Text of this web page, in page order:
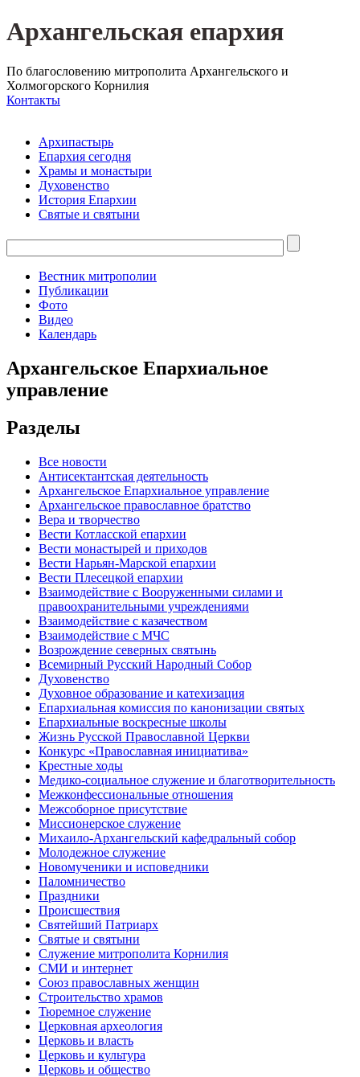
Архангельская епархия
По благословению митрополита Архангельского и
Холмогорского Корнилия
Контакты
Архипастырь
Епархия сегодня
Храмы и монастыри
Духовенство
История Епархии
Святые и святыни
Вестник митрополии
Публикации
Фото
Видео
Календарь
Архангельское Епархиальное
управление
Разделы
Все новости
Антисектантская деятельность
Архангельское Епархиальное управление
Архангельское православное братство
Вера и творчество
Вести Котласской епархии
Вести монастырей и приходов
Вести Нарьян-Марской епархии
Вести Плесецкой епархии
Взаимодействие с Вооруженными силами и
правоохранительными учреждениями
Взаимодействие с казачеством
Взаимодействие с МЧС
Возрождение северных святынь
Всемирный Русский Народный Собор
Духовенство
Духовное образование и катехизация
Епархиальная комиссия по канонизации святых
Епархиальные воскресные школы
Жизнь Русской Православной Церкви
Конкурс «Православная инициатива»
Крестные ходы
Медико-социальное служение и благотворительность
Межконфессиональные отношения
Межсоборное присутствие
Миссионерское служение
Михаило-Архангельский кафедральный собор
Молодежное служение
Новомученики и исповедники
Паломничество
Праздники
Происшествия
Святейший Патриарх
Святые и святыни
Служение митрополита Корнилия
СМИ и интернет
Союз православных женщин
Строительство храмов
Тюремное служение
Церковная археология
Церковь и власть
Церковь и культура
Церковь и общество